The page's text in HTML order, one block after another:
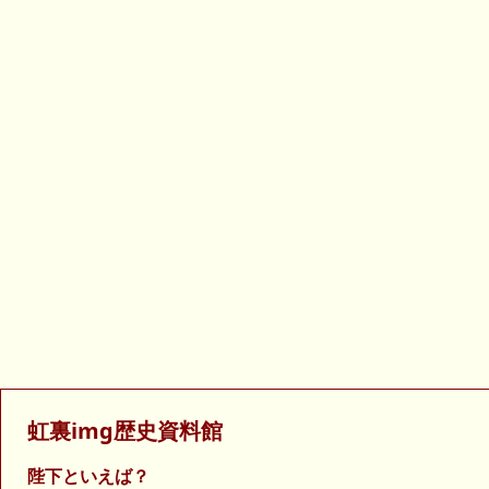
虹裏img歴史資料館
陛下といえば？